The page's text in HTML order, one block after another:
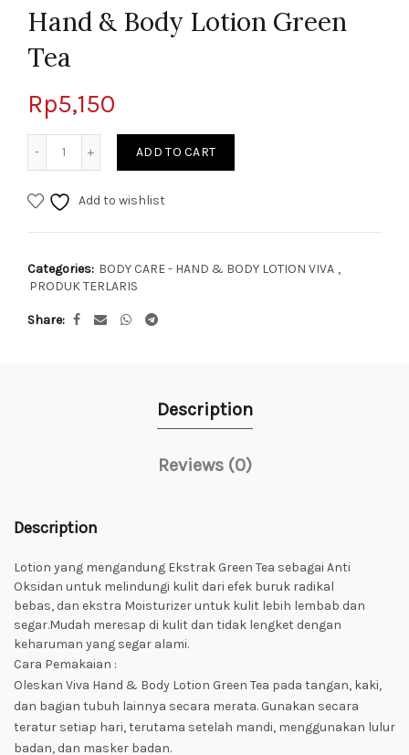
Hand & Body Lotion Green
Tea
Rp5,150
Quantity
ADD TO CART
Add to wishlist
Categories: BODY CARE - HAND & BODY LOTION VIVA ,
PRODUK TERLARIS
Share
Description
Reviews (0)
Description
Lotion yang mengandung Ekstrak Green Tea sebagai Anti
Oksidan untuk melindungi kulit dari efek buruk radikal
bebas, dan ekstra Moisturizer untuk kulit lebih lembab dan
segar.Mudah meresap di kulit dan tidak lengket dengan
keharuman yang segar alami.
Cara Pemakaian :
Oleskan Viva Hand & Body Lotion Green Tea pada tangan, kaki,
dan bagian tubuh lainnya secara merata. Gunakan secara
teratur setiap hari, terutama setelah mandi, menggunakan lulur
badan, dan masker badan.